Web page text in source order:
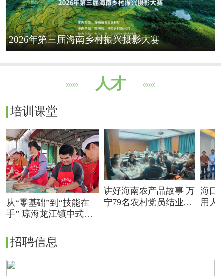
2026年第三届海南乡村振兴摄影大赛
人才
培训课堂
从“零基础”到“技能在
手” 琼海龙江镇中式面
增收路
讲好海南农产品故事 万
宁79名农村党员结业农
海口
用人
招聘信息